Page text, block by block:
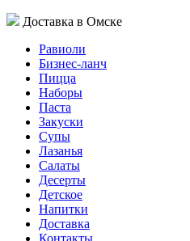
Доставка в Омске
Равиоли
Бизнес-ланч
Пицца
Наборы
Паста
Закуски
Супы
Лазанья
Салаты
Десерты
Детское
Напитки
Доставка
Контакты